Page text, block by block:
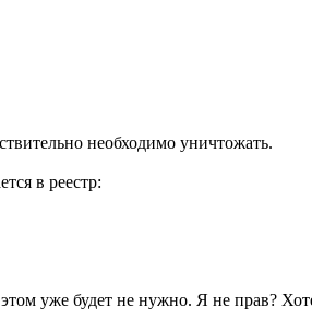
необходимо уничтожать.
в реестр:
уже будет не нужно. Я не прав?